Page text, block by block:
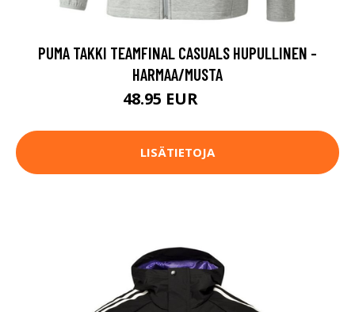
PUMA TAKKI TEAMFINAL CASUALS HUPULLINEN -
HARMAA/MUSTA
48.95 EUR
LISÄTIETOJA